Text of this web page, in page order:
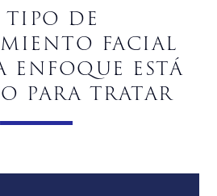
tipo de
facial
enfoque está
para tratar